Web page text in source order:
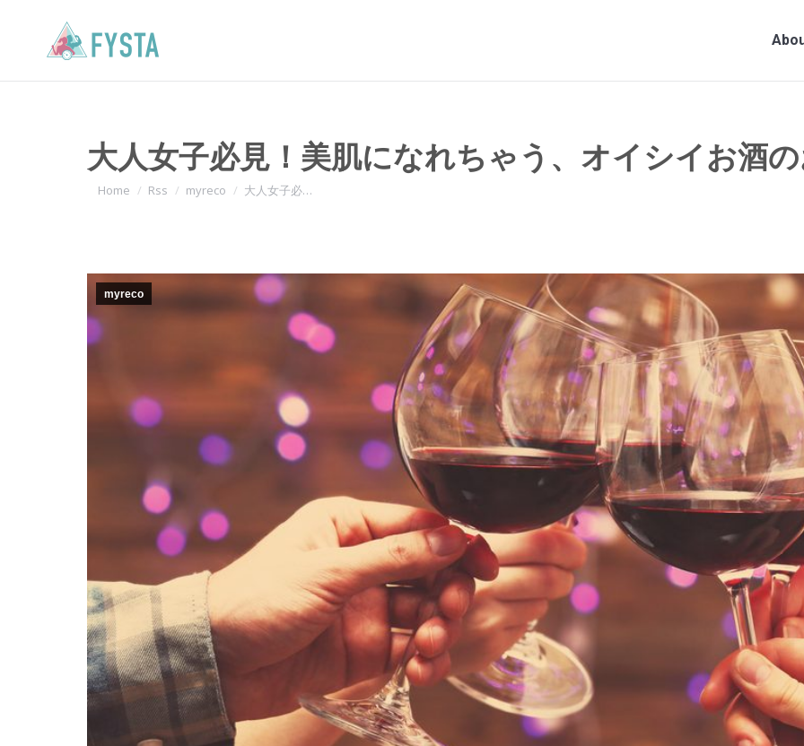
大人女子必見！美肌になれちゃう、オイシイお酒
You are here:
Home Rss myreco 大人女子必…
myreco